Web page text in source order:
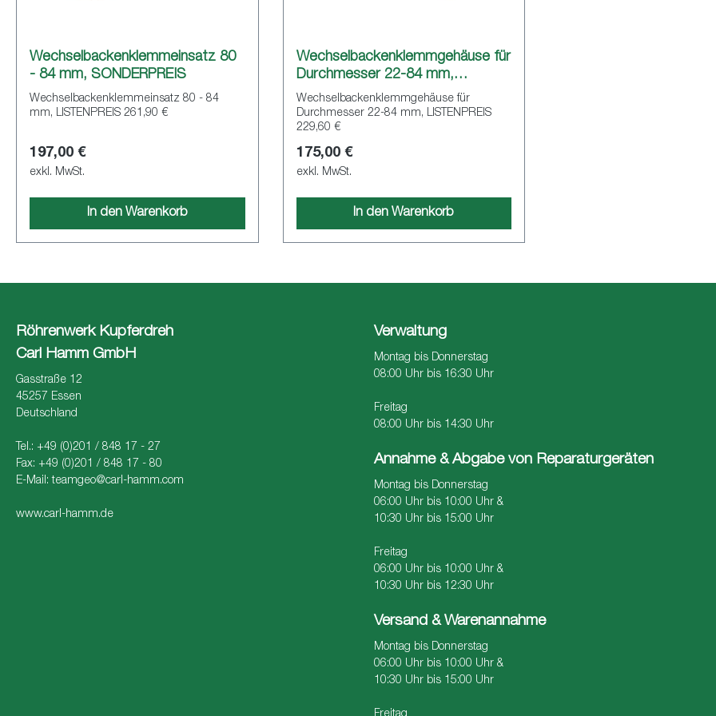
Wechselbackenklemmeinsatz 80
- 84 mm, SONDERPREIS
Wechselbackenklemmeinsatz 80 - 84
mm, LISTENPREIS 261,90 €
197,00 €
exkl. MwSt.
In den Warenkorb
Wechselbackenklemmgehäuse für
Durchmesser 22-84 mm,
SONDERP.
Wechselbackenklemmgehäuse für
Durchmesser 22-84 mm, LISTENPREIS
229,60 €
175,00 €
exkl. MwSt.
In den Warenkorb
Röhrenwerk Kupferdreh
Carl Hamm GmbH
Gasstraße 12
45257 Essen
Deutschland
Tel.: +49 (0)201 / 848 17 - 27
Fax: +49 (0)201 / 848 17 - 80
E-Mail:teamgeo@carl-hamm.com
www.carl-hamm.de
Verwaltung
Montag bis Donnerstag
08:00 Uhr bis 16:30 Uhr
Freitag
08:00 Uhr bis 14:30 Uhr
Annahme & Abgabe von Reparaturgeräten
Montag bis Donnerstag
06:00 Uhr bis 10:00 Uhr &
10:30 Uhr bis 15:00 Uhr
Freitag
06:00 Uhr bis 10:00 Uhr &
10:30 Uhr bis 12:30 Uhr
Versand & Warenannahme
Montag bis Donnerstag
06:00 Uhr bis 10:00 Uhr &
10:30 Uhr bis 15:00 Uhr